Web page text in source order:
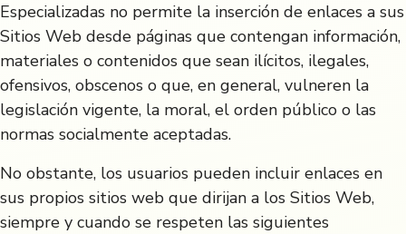
Especializadas no permite la inserción de enlaces a sus
Sitios Web desde páginas que contengan información,
materiales o contenidos que sean ilícitos, ilegales,
ofensivos, obscenos o que, en general, vulneren la
legislación vigente, la moral, el orden público o las
normas socialmente aceptadas.
No obstante, los usuarios pueden incluir enlaces en
sus propios sitios web que dirijan a los Sitios Web,
siempre y cuando se respeten las siguientes